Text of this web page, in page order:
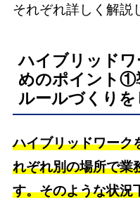
それぞれ詳しく解説
ハイブリッド
めのポイント①
ルールづくりを
ハイブリッドワーク
れぞれ別の場所で業
す。そのような状況